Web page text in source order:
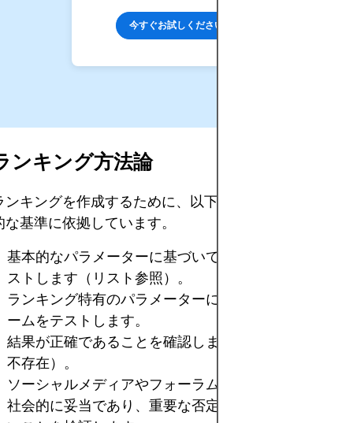
今すぐお試しください
ンキング方法論
ンキングを作成するために、以下のステップに従う専
な基準に依拠しています。
基本的なパラメーターに基づいてプラットフォームを
ストします（リスト参照）。
ランキング特有のパラメーターに基づいてプラットフ
ームをテストします。
結果が正確であることを確認します（一貫性と外れ値
不存在）。
ソーシャルメディアやフォーラム上で、パラメーター
社会的に妥当であり、重要な否定的レビューが存在し